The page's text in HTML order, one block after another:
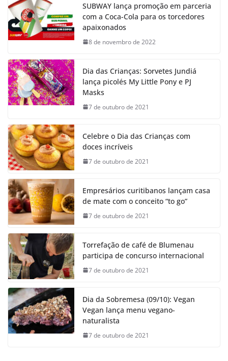
SUBWAY lança promoção em parceria
com a Coca-Cola para os torcedores
apaixonados
8 de novembro de 2022
Dia das Crianças: Sorvetes Jundiá
lança picolés My Little Pony e PJ
Masks
7 de outubro de 2021
Celebre o Dia das Crianças com
doces incríveis
7 de outubro de 2021
Empresários curitibanos lançam casa
de mate com o conceito “to go”
7 de outubro de 2021
Torrefação de café de Blumenau
participa de concurso internacional
7 de outubro de 2021
Dia da Sobremesa (09/10): Vegan
Vegan lança menu vegano-
naturalista
7 de outubro de 2021